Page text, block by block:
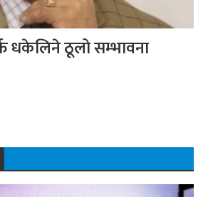
धकेलिने ठूलो सम्भावना